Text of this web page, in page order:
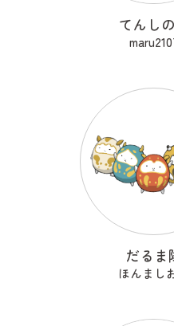
てんし
だるま
ほんまし